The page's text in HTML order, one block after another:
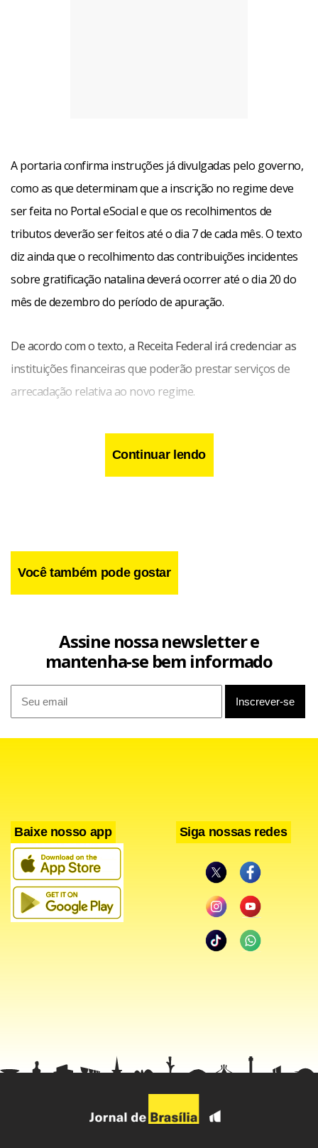
A portaria confirma instruções já divulgadas pelo governo,
como as que determinam que a inscrição no regime deve
ser feita no Portal eSocial e que os recolhimentos de
tributos deverão ser feitos até o dia 7 de cada mês. O texto
diz ainda que o recolhimento das contribuições incidentes
sobre gratificação natalina deverá ocorrer até o dia 20 do
mês de dezembro do período de apuração.
De acordo com o texto, a Receita Federal irá credenciar as
instituições financeiras que poderão prestar serviços de
arrecadação relativa ao novo regime.
Facebook
WhatsApp
LinkedIn
Twitter
X Telegram
Share
Continuar lendo
Você também pode gostar
Assine nossa newsletter e
mantenha-se bem informado
Baixe nosso app Siga nossas redes